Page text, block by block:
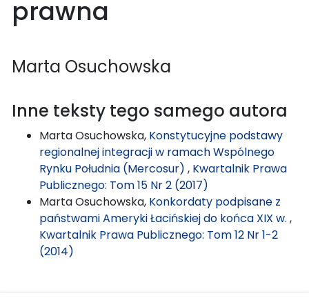
prawna
Marta Osuchowska
Inne teksty tego samego autora
Marta Osuchowska, Konstytucyjne podstawy
regionalnej integracji w ramach Wspólnego
Rynku Południa (Mercosur) , Kwartalnik Prawa
Publicznego: Tom 15 Nr 2 (2017)
Marta Osuchowska, Konkordaty podpisane z
państwami Ameryki Łacińskiej do końca XIX w. ,
Kwartalnik Prawa Publicznego: Tom 12 Nr 1-2
(2014)